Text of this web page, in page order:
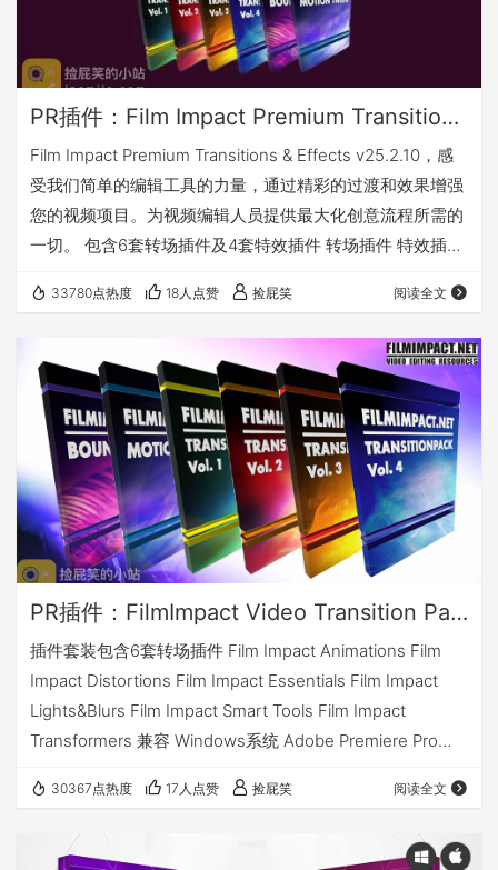
PR插件：Film Impact Premium Transitions & Effects v25.2.10_最强转场及特效套装（仅Win）
Film Impact Premium Transitions & Effects v25.2.10，感
受我们简单的编辑工具的力量，通过精彩的过渡和效果增强
您的视频项目。为视频编辑人员提供最大化创意流程所需的
一切。 包含6套转场插件及4套特效插件 转场插件 特效插件
33780点热度 18人点赞 捡屁笑 阅读全文
PR插件：FilmImpact Video Transition Packs v4.5.3_最强特效转场插件套装_六套全（仅Win）
插件套装包含6套转场插件 Film Impact Animations Film
Impact Distortions Film Impact Essentials Film Impact
Lights&Blurs Film Impact Smart Tools Film Impact
Transformers 兼容 Windows系统 Adobe Premiere Pro
2018，CC 2019，2020，2021，2022…
30367点热度 17人点赞 捡屁笑 阅读全文